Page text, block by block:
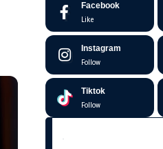
Facebook
Like
Instagram
Follow
Tiktok
Follow